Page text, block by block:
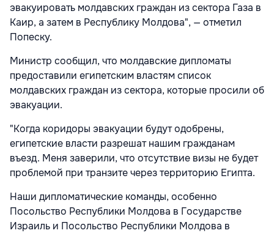
эвакуировать молдавских граждан из сектора Газа в
Каир, а затем в Республику Молдова", — отметил
Попеску.
Министр сообщил, что молдавские дипломаты
предоставили египетским властям список
молдавских граждан из сектора, которые просили об
эвакуации.
"Когда коридоры эвакуации будут одобрены,
египетские власти разрешат нашим гражданам
въезд. Меня заверили, что отсутствие визы не будет
проблемой при транзите через территорию Египта.
Наши дипломатические команды, особенно
Посольство Республики Молдова в Государстве
Израиль и Посольство Республики Молдова в